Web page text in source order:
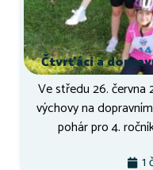
Čtvrťáci a
Ve středu 26. června
výchovy na
pohár pro 4.
1